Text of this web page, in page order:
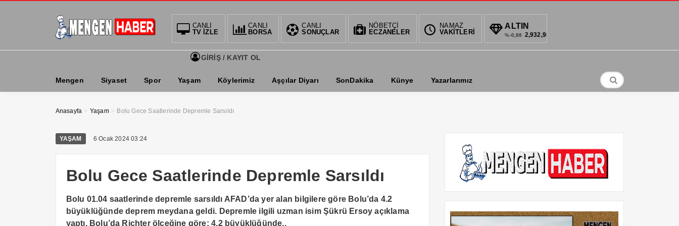
CANLI
TV İZLE
CANLI
BORSA
CANLI
SONUÇLAR
NÖBETÇİ
ECZANELER
NAMAZ
VAKİTLERİ
BIST
0.61% 1.359,55
DOLAR
% 34,6794
EURO
% 36,7102
ALTIN
%-0,88 2,932,98
GİRİŞ / KAYIT OL
Mengen Siyaset Spor Yaşam Köylerimiz Aşçılar Diyarı SonDakika Künye Yazarlarımız
Anasayfa > Yaşam > Bolu Gece Saatlerinde Depremle Sarsıldı
YAŞAM 6 Ocak 2024 03:24
Bolu Gece Saatlerinde Depremle Sarsıldı
Bolu 01.04 saatlerinde depremle sarsıldı AFAD’da yer alan bilgilere göre Bolu’da 4.2
büyüklüğünde deprem meydana geldi. Depremle ilgili uzman isim Şükrü Ersoy açıklama
yaptı. Bolu’da Richter ölçeğine göre; 4.2 büyüklüğünde..